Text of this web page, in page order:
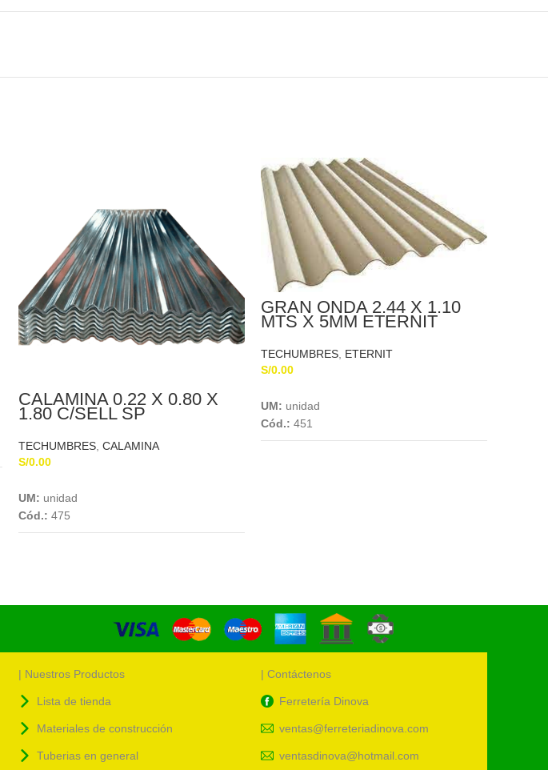
CALAMINA 0.22 X 0.80 X
1.80 C/SELL SP
TECHUMBRES CALAMINA
S/0.00
UM: unidad
Cód.: 475
GRAN ONDA 2.44 X 1.10
MTS X 5MM ETERNIT
TECHUMBRES ETERNIT
S/0.00
UM: unidad
Cód.: 451
| Nuestros Productos
Lista de tienda
Materiales de construcción
Tuberias en general
| Contáctenos
Ferretería Dinova
ventas@ferreteriadinova.com
ventasdinova@hotmail.com